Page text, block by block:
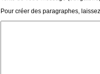
Pour créer des paragraphes,